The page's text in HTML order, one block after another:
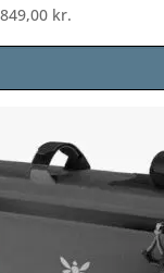
849,00 kr.
799,00 kr.